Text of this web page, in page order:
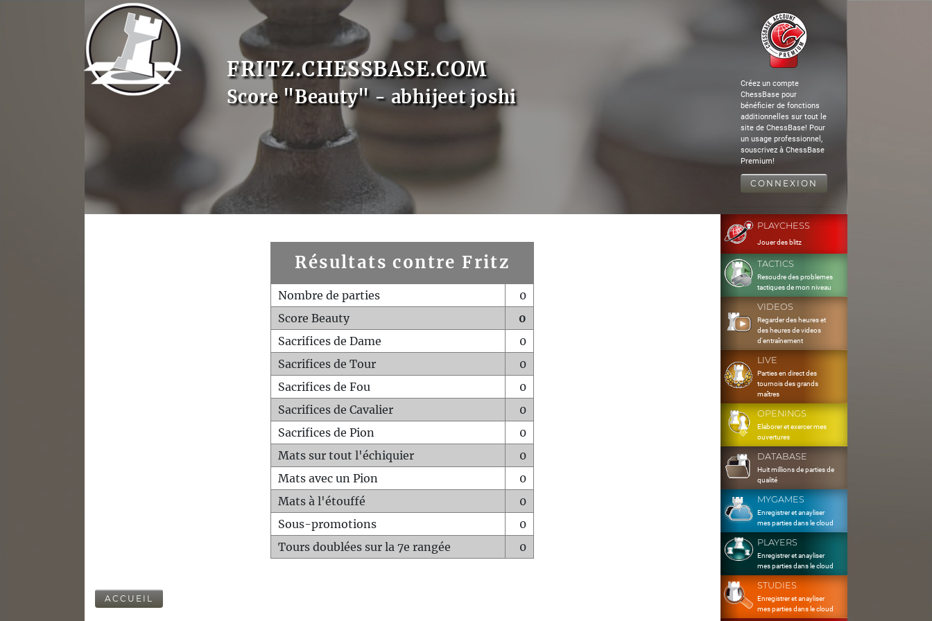
FRITZ.CHESSBASE.COM
Score "Beauty" - abhijeet joshi
Créez un compte
ChessBase pour
bénéficier de fonctions
additionnelles sur tout le
site de ChessBase! Pour
un usage professionnel,
souscrivez à ChessBase
Premium!
CONNEXION
Résultats contre Fritz
Nombre de parties
0
Score Beauty
0
Sacrifices de Dame
0
Sacrifices de Tour
0
Sacrifices de Fou
0
Sacrifices de Cavalier
0
Sacrifices de Pion
0
Mats sur tout l'échiquier
0
Mats avec un Pion
0
Mats à l'étouffé
0
Sous-promotions
0
Tours doublées sur la 7e rangée
0
ACCUEIL
PLAYCHESS
Jouer des blitz
TACTICS
Resoudre des problemes
tactiques de mon niveau
VIDEOS
Regarder des heures et
des heures de videos
d'entraînement
LIVE
Parties en direct des
tournois des grands
maîtres
OPENINGS
Elaborer et exercer mes
ouvertures
DATABASE
Huit millions de parties de
qualité
MYGAMES
Enregistrer et anayliser
mes parties dans le cloud
PLAYERS
Enregistrer et anayliser
mes parties dans le cloud
STUDIES
Enregistrer et anayliser
mes parties dans le cloud